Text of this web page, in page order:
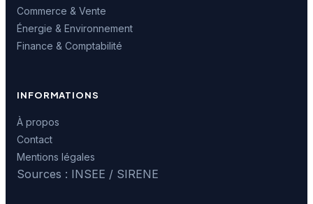
Commerce & Vente
Énergie & Environnement
Finance & Comptabilité
INFORMATIONS
À propos
Contact
Mentions légales
Sources : INSEE / SIRENE